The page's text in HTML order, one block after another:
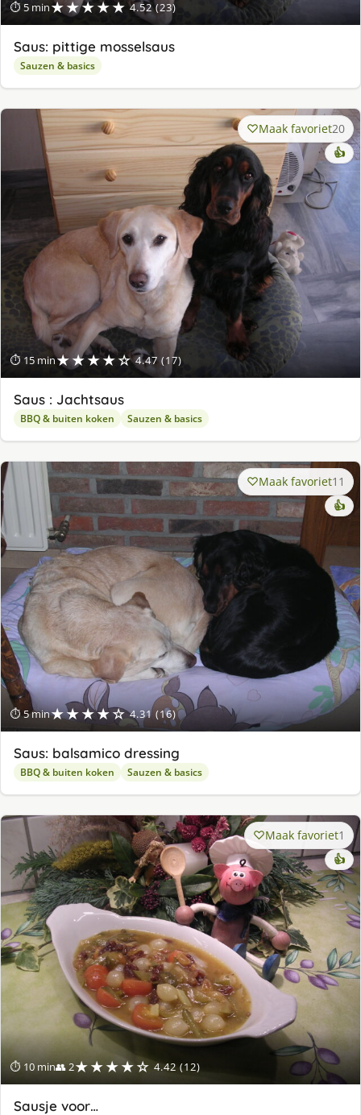
⏱ 5 min★★★★★ 4.52 (23)
Saus: pittige mosselsaus
Sauzen & basics
⏱ 15 min★★★★☆ 4.47 (17)
Maak favoriet20
👍
Saus : Jachtsaus
BBQ & buiten koken Sauzen & basics
⏱ 5 min★★★★☆ 4.31 (16)
Maak favoriet11
👍
Saus: balsamico dressing
BBQ & buiten koken Sauzen & basics
⏱ 10 min👥 2★★★★☆ 4.42 (12)
Maak favoriet1
👍
Sausje voor…